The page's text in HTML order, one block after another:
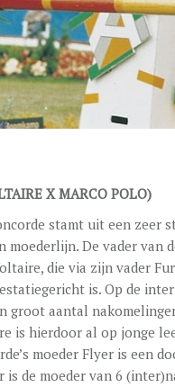
X MARCO POLO)
stamt uit een zeer
moederlijn. De vader van
die via zijn vader
is. Op de
groot aantal
is hierdoor al op jonge
moeder Flyer is een
is de moeder van 6